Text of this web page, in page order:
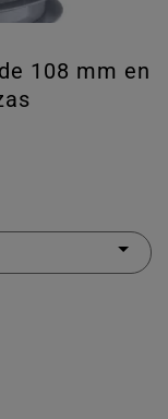
108 mm en